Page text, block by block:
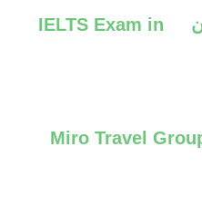
امتحان آیلتس در ارمنستان IELTS Exam in